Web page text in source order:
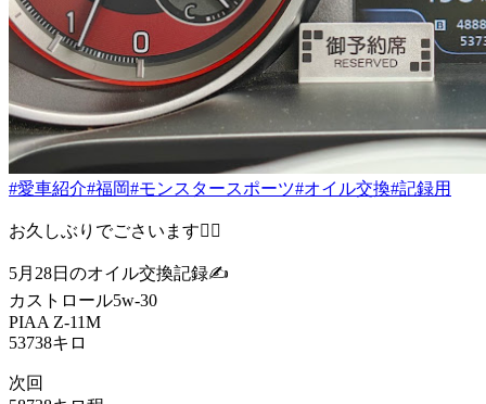
#愛車紹介#福岡#モンスタースポーツ#オイル交換#記録用
お久しぶりでごさいます🙂‍↕️
5月28日のオイル交換記録✍️
カストロール5w-30
PIAA Z-11M
53738キロ
次回